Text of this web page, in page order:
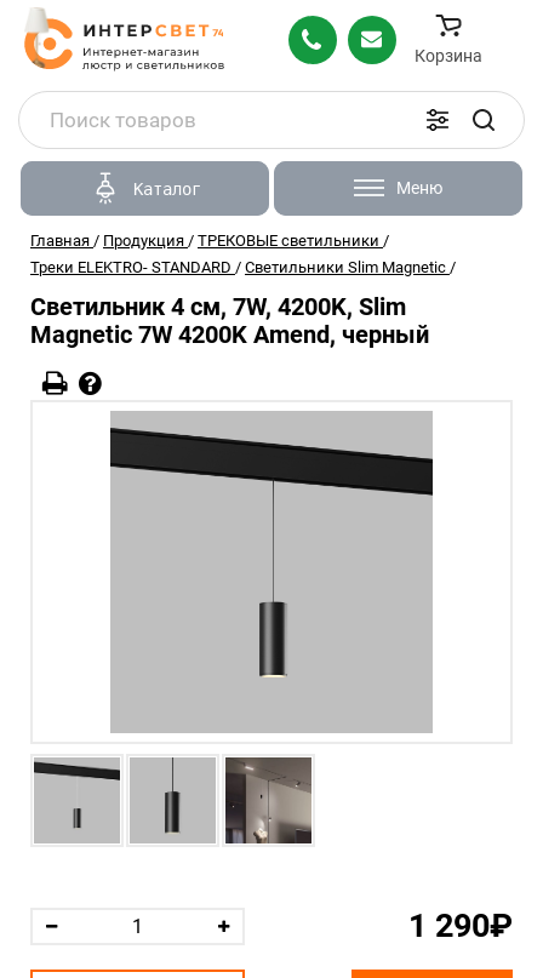
Корзина
Каталог Меню
Главная / Продукция / ТРЕКОВЫЕ светильники /
Треки ELEKTRO- STANDARD / Светильники Slim Magnetic /
Светильник 4 см, 7W, 4200K, Slim
Magnetic 7W 4200K Amend, черный
1 290₽